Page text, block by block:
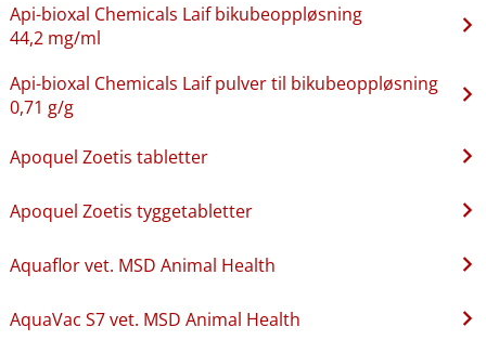
Api-bioxal Chemicals Laif bikubeoppløsning
44,2 mg/ml
Api-bioxal Chemicals Laif pulver til bikubeoppløsning
0,71 g/g
Apoquel Zoetis tabletter
Apoquel Zoetis tyggetabletter
Aquaflor vet. MSD Animal Health
AquaVac S7 vet. MSD Animal Health